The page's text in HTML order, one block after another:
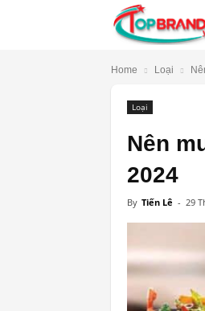
Home Loại
Loại
Nên
2024
By Tiến Lê - 29